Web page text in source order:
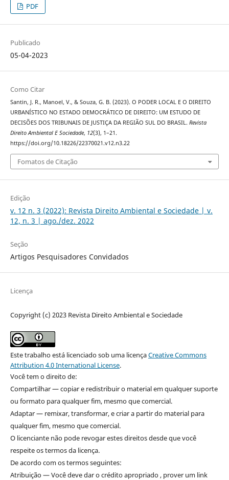
PDF
Publicado
05-04-2023
Como Citar
Santin, J. R., Manoel, V., & Souza, G. B. (2023). O PODER LOCAL E O DIREITO
URBANÍSTICO NO ESTADO DEMOCRÁTICO DE DIREITO: UM ESTUDO DE
DECISÕES DOS TRIBUNAIS DE JUSTIÇA DA REGIÃO SUL DO BRASIL. Revista
Direito Ambiental E Sociedade, 12(3), 1–21.
https://doi.org/10.18226/22370021.v12.n3.22
Fomatos de Citação
Edição
v. 12 n. 3 (2022): Revista Direito Ambiental e Sociedade | v.
12, n. 3 | ago./dez. 2022
Seção
Artigos Pesquisadores Convidados
Licença
Copyright (c) 2023 Revista Direito Ambiental e Sociedade
Este trabalho está licenciado sob uma licençaCreative Commons
Attribution 4.0 International License.
Você tem o direito de:
Compartilhar — copiar e redistribuir o material em qualquer suporte
ou formato para qualquer fim, mesmo que comercial.
Adaptar — remixar, transformar, e criar a partir do material para
qualquer fim, mesmo que comercial.
O licenciante não pode revogar estes direitos desde que você
respeite os termos da licença.
De acordo com os termos seguintes:
Atribuição — Você deve dar o crédito apropriado , prover um link